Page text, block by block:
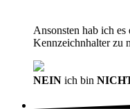
Ansonsten hab ich
Kennzeichnhalter zu
NEIN ich bin